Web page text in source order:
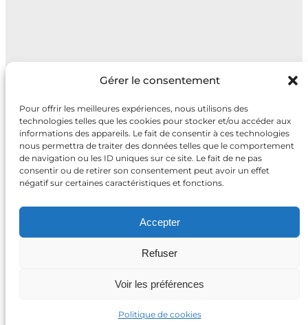
Gérer le consentement
Pour offrir les meilleures expériences, nous utilisons des
technologies telles que les cookies pour stocker et/ou accéder aux
informations des appareils. Le fait de consentir à ces technologies
nous permettra de traiter des données telles que le comportement
de navigation ou les ID uniques sur ce site. Le fait de ne pas
consentir ou de retirer son consentement peut avoir un effet
négatif sur certaines caractéristiques et fonctions.
Accepter
Refuser
Voir les préférences
Politique de cookies
Mad By Fred
|
Frédérik Laine
|
Horaires :